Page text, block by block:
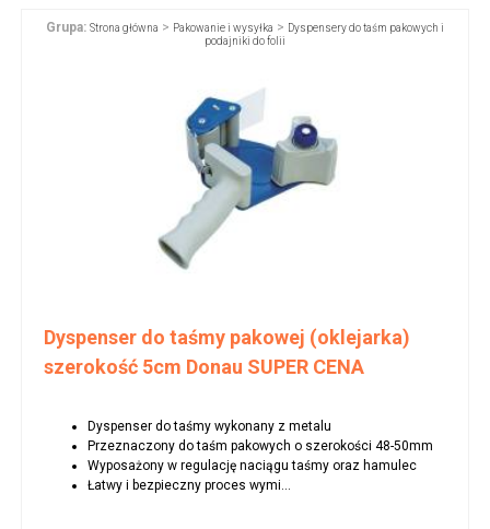
Grupa: Strona główna > Pakowanie i wysyłka > Dyspensery do taśm pakowych i
podajniki do folii
Dyspenser do taśmy pakowej (oklejarka)
szerokość 5cm Donau SUPER CENA
Dyspenser do taśmy wykonany z metalu
Przeznaczony do taśm pakowych o szerokości 48-50mm
Wyposażony w regulację naciągu taśmy oraz hamulec
Łatwy i bezpieczny proces wymi...